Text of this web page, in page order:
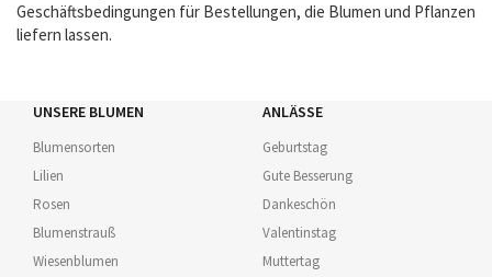
Geschäftsbedingungen für Bestellungen, die Blumen und Pflanzen
liefern lassen.
UNSERE BLUMEN
Blumensorten
Lilien
Rosen
Blumenstrauß
Wiesenblumen
ANLÄSSE
Geburtstag
Gute Besserung
Dankeschön
Valentinstag
Muttertag